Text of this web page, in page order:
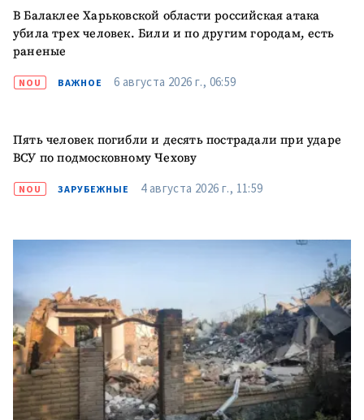
В Балаклее Харьковской области российская атака
убила трех человек. Били и по другим городам, есть
раненые
NOU ВАЖНОЕ 6 августа 2026 г., 06:59
Пять человек погибли и десять пострадали при ударе
ВСУ по подмосковному Чехову
NOU ЗАРУБЕЖНЫЕ 4 августа 2026 г., 11:59